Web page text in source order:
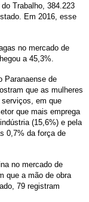
Trabalho, 384.223
Em 2016, esse
no mercado de
a 45,3%.
Paranaense de
que as mulheres
em que
que mais emprega
(15,6%) e pela
0,7% da força de
no mercado de
que a mão de obra
79 registram